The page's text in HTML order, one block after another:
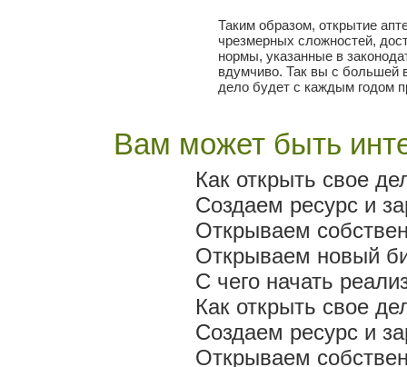
Таким образом, открытие
чрезмерных сложностей,
нормы, указанные в
вдумчиво. Так вы с большей
дело будет с каждым годом
Вам может быть
Как открыть свое
Создаем ресурс и
Открываем
Открываем новый
С чего начать
Как открыть свое
Создаем ресурс и
Открываем